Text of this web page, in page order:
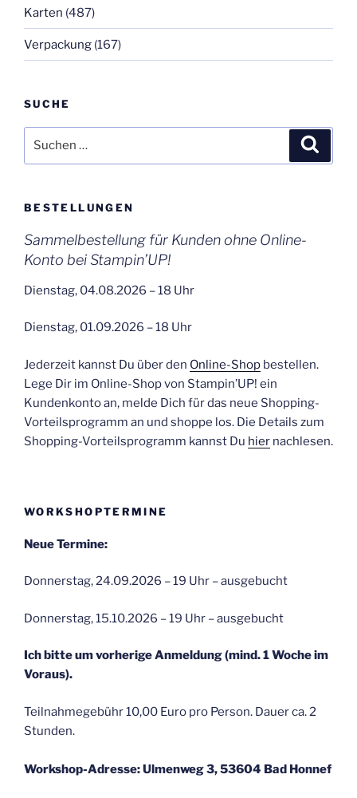
Karten (487)
Verpackung (167)
SUCHE
nach:
BESTELLUNGEN
Sammelbestellung für Kunden ohne Online-
Konto bei Stampin’UP!
Dienstag, 04.08.2026 – 18 Uhr
Dienstag, 01.09.2026 – 18 Uhr
Jederzeit kannst Du über den Online-Shop bestellen.
Lege Dir im Online-Shop von Stampin’UP! ein
Kundenkonto an, melde Dich für das neue Shopping-
Vorteilsprogramm an und shoppe los. Die Details zum
Shopping-Vorteilsprogramm kannst Du hier nachlesen.
WORKSHOPTERMINE
Neue Termine:
Donnerstag, 24.09.2026 – 19 Uhr – ausgebucht
Donnerstag, 15.10.2026 – 19 Uhr – ausgebucht
Ich bitte um vorherige Anmeldung (mind. 1 Woche im
Voraus).
Teilnahmegebühr 10,00 Euro pro Person. Dauer ca. 2
Stunden.
Workshop-Adresse: Ulmenweg 3, 53604 Bad Honnef